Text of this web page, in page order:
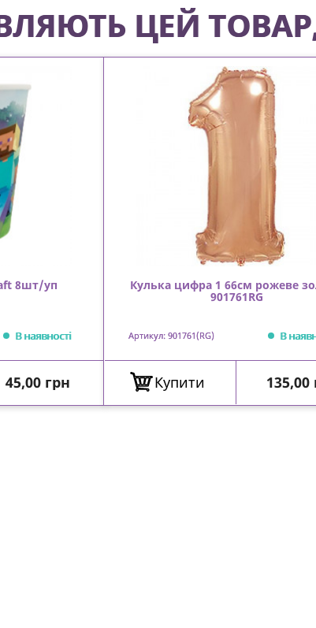
ЦЕЙ
8шт/уп
В наявності
Ціна
45,00 грн
Кулька цифра 1 66см рожеве
901761RG
Артикул: 901761(RG) В
Купити Ціна
135,00